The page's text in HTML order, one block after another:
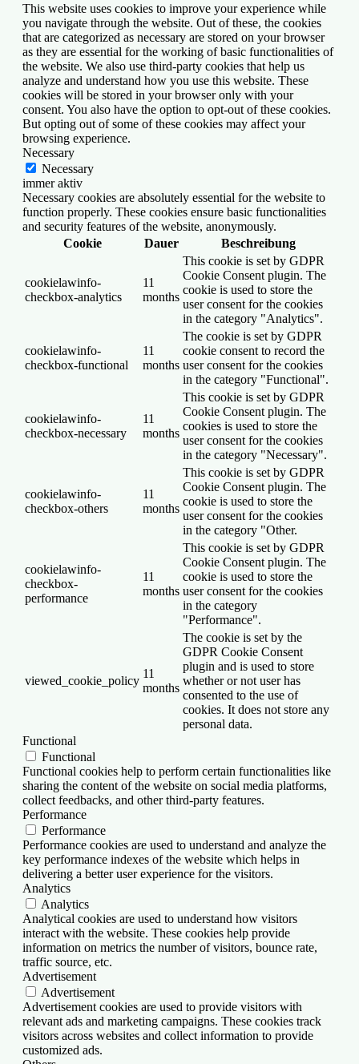
This website uses cookies to improve your experience while
you navigate through the website. Out of these, the cookies
that are categorized as necessary are stored on your browser
as they are essential for the working of basic functionalities of
the website. We also use third-party cookies that help us
analyze and understand how you use this website. These
cookies will be stored in your browser only with your
consent. You also have the option to opt-out of these cookies.
But opting out of some of these cookies may affect your
browsing experience.
Necessary
Necessary
immer aktiv
Necessary cookies are absolutely essential for the website to
function properly. These cookies ensure basic functionalities
and security features of the website, anonymously.
Cookie
Dauer Beschreibung
cookielawinfo-
checkbox-analytics
11
months
This cookie is set by GDPR
Cookie Consent plugin. The
cookie is used to store the
user consent for the cookies
in the category "Analytics".
cookielawinfo-
checkbox-functional
11
months
The cookie is set by GDPR
cookie consent to record the
user consent for the cookies
in the category "Functional".
cookielawinfo-
checkbox-necessary
11
months
This cookie is set by GDPR
Cookie Consent plugin. The
cookies is used to store the
user consent for the cookies
in the category "Necessary".
cookielawinfo-
checkbox-others
11
months
This cookie is set by GDPR
Cookie Consent plugin. The
cookie is used to store the
user consent for the cookies
in the category "Other.
cookielawinfo-
checkbox-
performance
11
months
This cookie is set by GDPR
Cookie Consent plugin. The
cookie is used to store the
user consent for the cookies
in the category
"Performance".
viewed_cookie_policy
11
months
The cookie is set by the
GDPR Cookie Consent
plugin and is used to store
whether or not user has
consented to the use of
cookies. It does not store any
personal data.
Functional
Functional
Functional cookies help to perform certain functionalities like
sharing the content of the website on social media platforms,
collect feedbacks, and other third-party features.
Performance
Performance
Performance cookies are used to understand and analyze the
key performance indexes of the website which helps in
delivering a better user experience for the visitors.
Analytics
Analytics
Analytical cookies are used to understand how visitors
interact with the website. These cookies help provide
information on metrics the number of visitors, bounce rate,
traffic source, etc.
Advertisement
Advertisement
Advertisement cookies are used to provide visitors with
relevant ads and marketing campaigns. These cookies track
visitors across websites and collect information to provide
customized ads.